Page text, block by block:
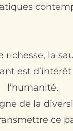
richesse, la
est
l’humanité,
de la
ce